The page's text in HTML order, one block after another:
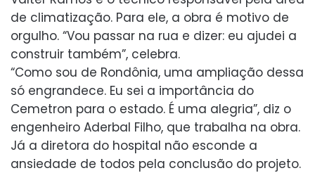
de climatização. Para ele, a obra é motivo de
orgulho. “Vou passar na rua e dizer: eu ajudei a
construir também”, celebra.
“Como sou de Rondônia, uma ampliação dessa
só engrandece. Eu sei a importância do
Cemetron para o estado. É uma alegria”, diz o
engenheiro Aderbal Filho, que trabalha na obra.
Já a diretora do hospital não esconde a
ansiedade de todos pela conclusão do projeto.